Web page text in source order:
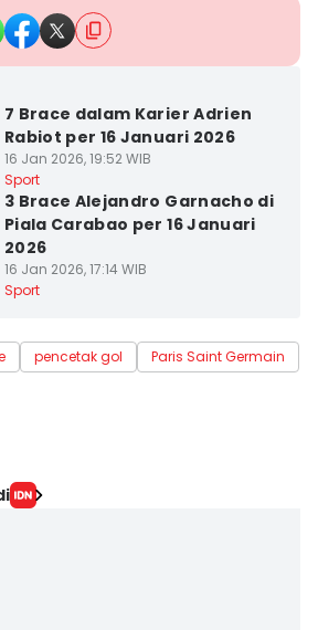
7 Brace dalam Karier Adrien
Rabiot per 16 Januari 2026
16 Jan 2026, 19:52 WIB
Sport
3 Brace Alejandro Garnacho di
Piala Carabao per 16 Januari
2026
16 Jan 2026, 17:14 WIB
Sport
pencetak gol
Paris Saint Germain